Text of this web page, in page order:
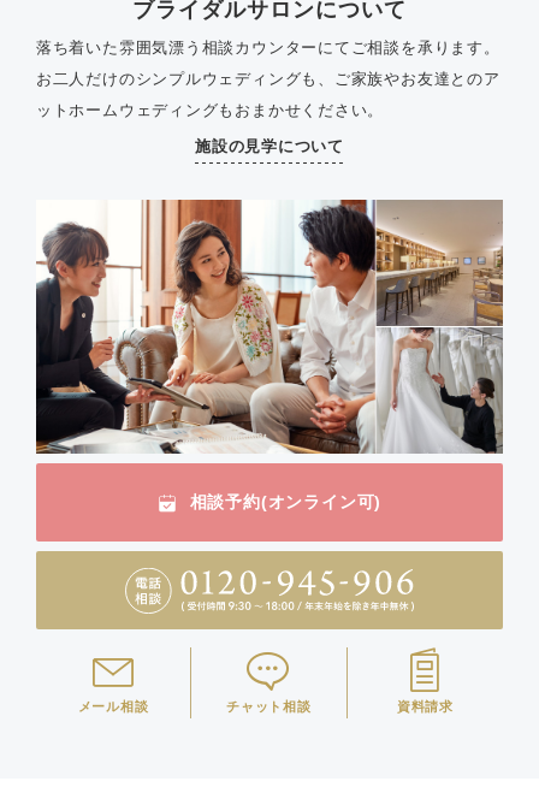
ブライダルサロンについて
落ち着いた雰囲気漂う相談カウンターにてご相談を承ります。
お二人だけのシンプルウェディングも、ご家族やお友達とのア
ットホームウェディングもおまかせください。
施設の見学について
相談予約(オンライン可)
メール相談 チャット相談 資料請求